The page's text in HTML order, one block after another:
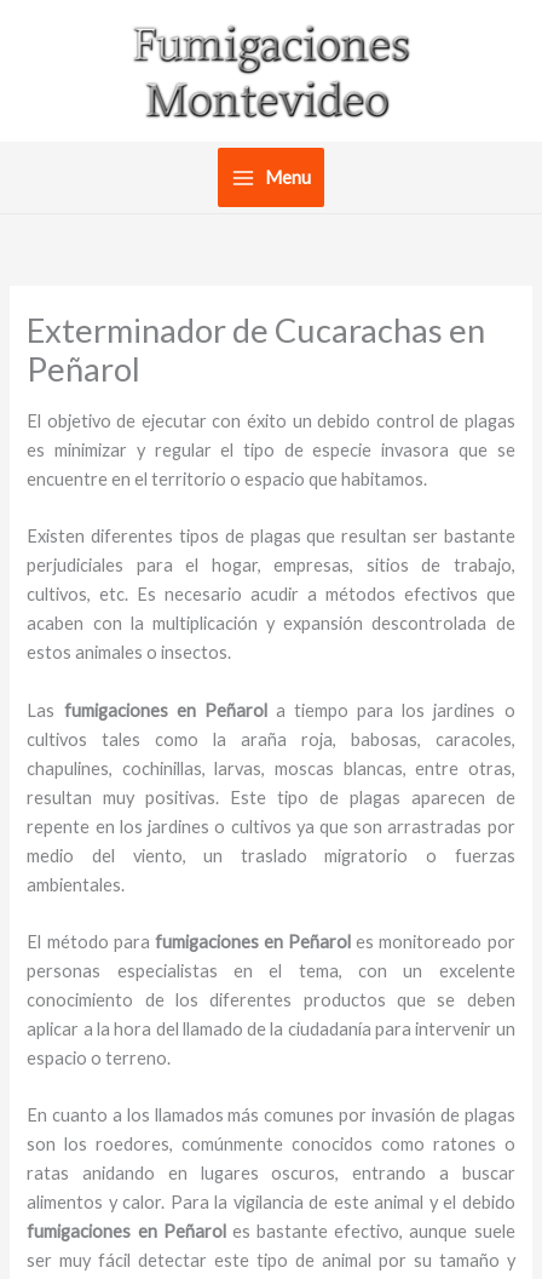
Menu
Exterminador de Cucarachas en
Peñarol
El objetivo de ejecutar con éxito un debido control de plagas
es minimizar y regular el tipo de especie invasora que se
encuentre en el territorio o espacio que habitamos.
Existen diferentes tipos de plagas que resultan ser bastante
perjudiciales para el hogar, empresas, sitios de trabajo,
cultivos, etc. Es necesario acudir a métodos efectivos que
acaben con la multiplicación y expansión descontrolada de
estos animales o insectos.
Las fumigaciones en Peñarola tiempo para los jardines o
cultivos tales como la araña roja, babosas, caracoles,
chapulines, cochinillas, larvas, moscas blancas, entre otras,
resultan muy positivas. Este tipo de plagas aparecen de
repente en los jardines o cultivos ya que son arrastradas por
medio del viento, un traslado migratorio o fuerzas
ambientales.
El método para fumigacionesen Peñarol es monitoreado por
personas especialistas en el tema, con un excelente
conocimiento de los diferentes productos que se deben
aplicar a la hora del llamado de la ciudadanía para intervenir un
espacio o terreno.
En cuanto a los llamados más comunes por invasión de plagas
son los roedores, comúnmente conocidos como ratones o
ratas anidando en lugares oscuros, entrando a buscar
alimentos y calor. Para la vigilancia de este animal y el debido
fumigaciones en Peñarol es bastante efectivo, aunque suele
ser muy fácil detectar este tipo de animal por su tamaño y